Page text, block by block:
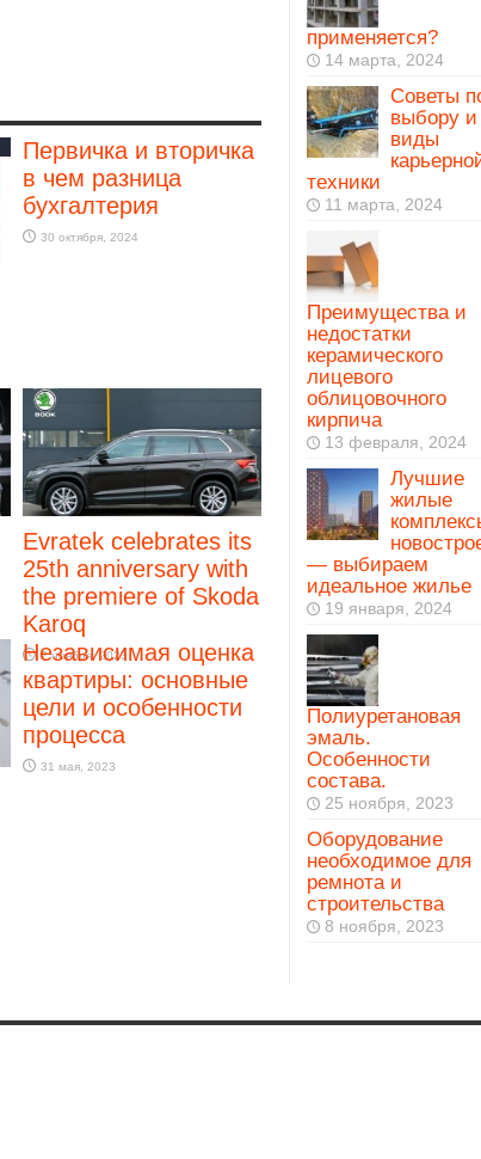
Первичка и вторичка
в чем разница
бухгалтерия
30 октября, 2024
Evratek celebrates its
25th anniversary with
the premiere of Skoda
Karoq
2 ноября, 2023
Независимая оценка
квартиры: основные
цели и особенности
процесса
31 мая, 2023
применяется?
14 марта, 2024
Советы
выбору и
виды
техники
11 марта, 2024
Преимущества и
недостатки
керамического
лицевого
облицовочного
кирпича
13 февраля, 2024
Лучшие
жилые
— выбираем
идеальное жилье
19 января, 2024
Полиуретановая
эмаль.
Особенности
состава.
25 ноября, 2023
Оборудование
необходимое для
ремнота и
строительства
8 ноября, 2023